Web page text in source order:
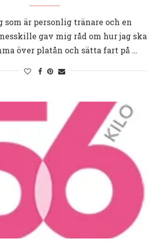
är personlig tränare och en
gav mig råd om hur jag ska
över platån och sätta fart på …